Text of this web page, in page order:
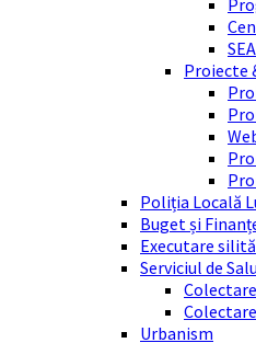
Proiecte
Poliția Locală
Buget și
Executare silită
Serviciul de
Urbanism